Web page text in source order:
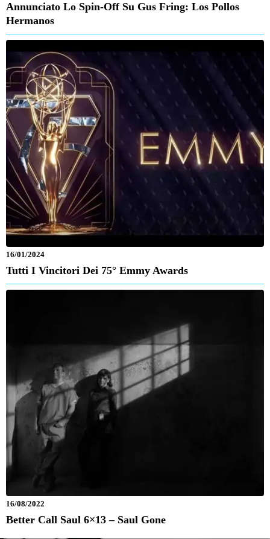
Annunciato Lo Spin-Off Su Gus Fring: Los Pollos
Hermanos
16/01/2024
Tutti I Vincitori Dei 75° Emmy Awards
16/08/2022
Better Call Saul 6×13 – Saul Gone